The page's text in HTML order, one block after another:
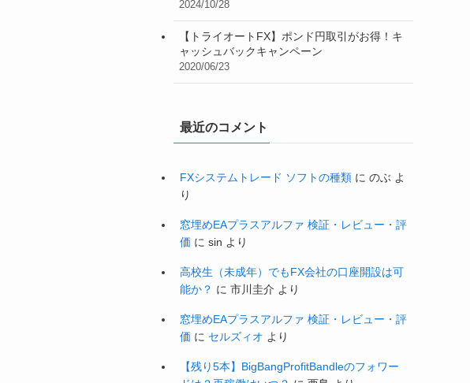
2024/10/28
【トライオートFX】ポンド円取引がお得！キ
ャッシュバックキャンペーン
2020/06/23
最近のコメント
FXシステムトレード ソフトの種類 に のぶ よ
り
窓埋めEAプラスアルファ 検証・レビュー・評
価 に sin より
高校生（未成年）でもFX会社の口座開設は可
能か？ に 市川圭介 より
窓埋めEAプラスアルファ 検証・レビュー・評
価 に セルズィオ より
【残り5本】BigBangProfitBandleのフォワー